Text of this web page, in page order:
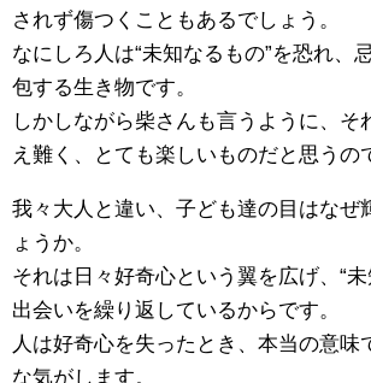
されず傷つくこともあるでしょう。
なにしろ人は“未知なるもの”を恐れ、
包する生き物です。
しかしながら柴さんも言うように、そ
え難く、とても楽しいものだと思うの
我々大人と違い、子ども達の目はなぜ
ょうか。
それは日々好奇心という翼を広げ、“
出会いを繰り返しているからです。
人は好奇心を失ったとき、本当の意味
な気がします。